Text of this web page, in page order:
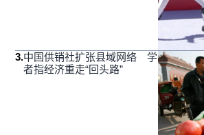
3.中国供销社扩张县域网络 学
者指经济重走“回头路”